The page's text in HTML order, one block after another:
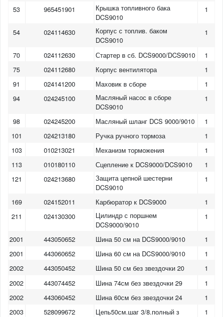
53 965451901
Крышка топливного бака
DCS9010
1
54 024114630
Корпус с топлив. баком
DCS9010
1
70 024112630 Стартер в сб. DCS9000/DCS9010
1
75
024112680 Корпус вентилятора
1
91
024141200 Маховик в сборе
1
94
024245100
Масляный насос в сборе
DCS9010
1
98 024245200 Масляный шланг DCS 9000/9010
1
101
024213180 Ручка ручного тормоза
1
103
010213021 Механизм торможения
1
113
010180110 Сцепление к DCS9000/DCS9010
1
121
024213680
Защита цепной шестерни
DCS9010
1
169 024152011 Карбюратор к DCS9000
1
211
024130300
Цилиндр с поршнем
DCS9000/9010
1
2001 443050652 Шина 50 см на DCS9000/9010
1
2001
443060652 Шина 60 см на DCS9000/9010
1
2002
443050452 Шина 50 см без звездочки 20
1
2002
443074452 Шина 74см без звездочки 29
1
2002
443060452 Шина 60см без звездочки 24
1
2003
528099672 Цепь50см.шаг 3/8.полный з
1